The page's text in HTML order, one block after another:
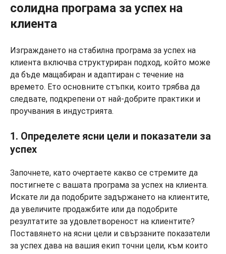
солидна програма за успех на
клиента
Изграждането на стабилна програма за успех на
клиента включва структуриран подход, който може
да бъде мащабиран и адаптиран с течение на
времето. Ето основните стъпки, които трябва да
следвате, подкрепени от най-добрите практики и
проучвания в индустрията.
1. Определете ясни цели и показатели за
успех
Започнете, като очертаете какво се стремите да
постигнете с вашата програма за успех на клиента.
Искате ли да подобрите задържането на клиентите,
да увеличите продажбите или да подобрите
резултатите за удовлетвореност на клиентите?
Поставянето на ясни цели и свързаните показатели
за успех дава на вашия екип точни цели, към които